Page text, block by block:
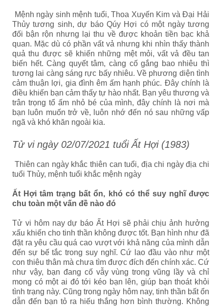
Mệnh ngày sinh mệnh tuổi, Thoa Xuyến Kim và Đại Hải
Thủy tương sinh, dự báo Qúy Hợi có một ngày tương
đối bận rộn nhưng lại thu về được khoản tiền bạc khả
quan. Mặc dù có phần vất vả nhưng khi nhìn thấy thành
quả thu được sẽ khiến những mệt mỏi, vất vả đều tan
biến hết. Càng quyết tâm, càng cố gắng bao nhiêu thì
tương lai càng sáng rực bấy nhiêu. Về phương diện tình
cảm thuận lợi, gia đình êm ấm hạnh phúc. Đây chính là
điều khiến bạn cảm thấy tự hào nhất. Bạn yêu thương và
trân trọng tổ ấm nhỏ bé của mình, đây chính là nơi mà
bạn luôn muốn trở về, luôn nhớ đến nó sau những vấp
ngã và khó khăn ngoài kia.
Tử vi ngày 02/07/2021 tuổi Ất Hợi (1983)
Thiên can ngày khắc thiên can tuổi, địa chi ngày địa chi
tuổi Thủy, mệnh tuổi khắc mệnh ngày
Ất Hợi tâm trạng bất ổn, khó có thể suy nghĩ được
chu toàn một vấn đề nào đó
Tử vi hôm nay dự báo Ất Hợi sẽ phải chịu ảnh hưởng
xấu khiến cho tinh thần không được tốt. Bạn hình như đã
đặt ra yêu cầu quá cao vượt với khả năng của mình dẫn
đến sự bế tắc trong suy nghĩ. Cứ lao đầu vào như một
con thiêu thân mà chưa tìm được đích đến chính xác. Cứ
như vậy, bạn đang cố vẫy vùng trong vũng lầy và chỉ
mong có một ai đó tới kéo bạn lên, giúp bạn thoát khỏi
tình trạng này. Cũng trong ngày hôm nay, tinh thần bất ổn
dẫn đến bạn tỏ ra hiếu thắng hơn bình thường. Không